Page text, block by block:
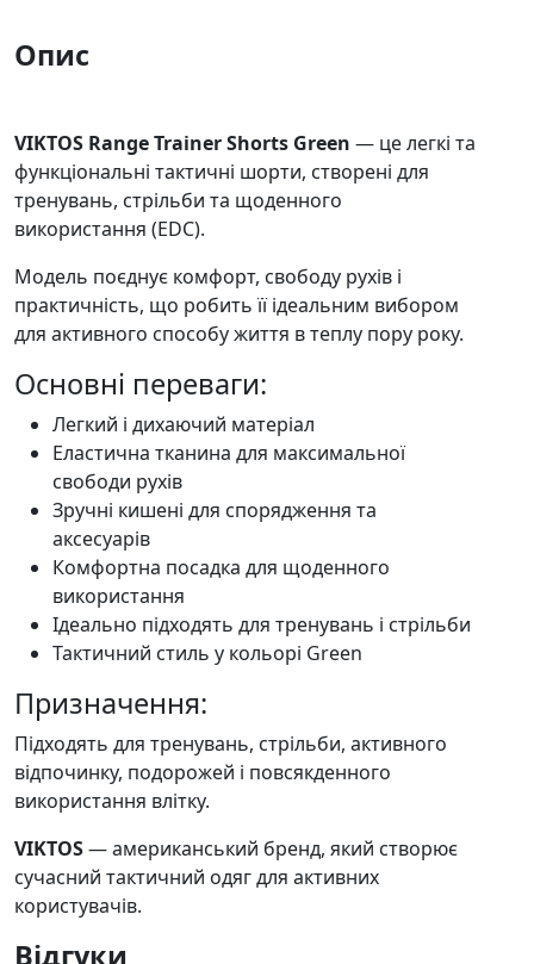
Опис
VIKTOS Range Trainer Shorts Green — це легкі та
функціональні тактичні шорти, створені для
тренувань, стрільби та щоденного
використання (EDC).
Модель поєднує комфорт, свободу рухів і
практичність, що робить її ідеальним вибором
для активного способу життя в теплу пору року.
Основні переваги:
Легкий і дихаючий матеріал
Еластична тканина для максимальної
свободи рухів
Зручні кишені для спорядження та
аксесуарів
Комфортна посадка для щоденного
використання
Ідеально підходять для тренувань і стрільби
Тактичний стиль у кольорі Green
Призначення:
Підходять для тренувань, стрільби, активного
відпочинку, подорожей і повсякденного
використання влітку.
VIKTOS— американський бренд, який створює
сучасний тактичний одяг для активних
користувачів.
Відгуки